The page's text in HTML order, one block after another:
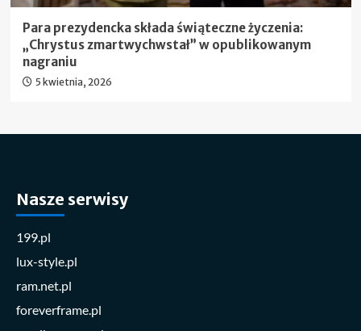
Para prezydencka składa świąteczne życzenia:
„Chrystus zmartwychwstał” w opublikowanym
nagraniu
5 kwietnia, 2026
Nasze serwisy
199.pl
lux-style.pl
ram.net.pl
foreverframe.pl